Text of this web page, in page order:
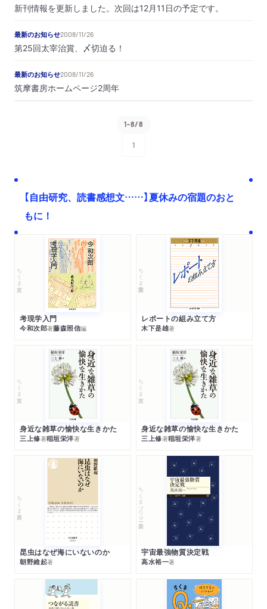
新刊情報を更新しました。次回は12月11日の予定です。
最新のお知らせ2008/11/26
第25回太宰治賞、〆切迫る！
最新のお知らせ2008/11/26
筑摩書房ホームページ2周年
1-8/8
1
【自由研究、読書感想文……】夏休みの宿題のおと
もに！
ちくま文庫
考現学入門
今和次郎著藤森照信編
ちくま学芸文庫
レポートの組み立て方
木下是雄著
ちくま文庫
身近な雑草の愉快な生きかた
三上修著稲垣栄洋著
ちくま文庫
身近な雑草の愉快な生きかた
三上修著稲垣栄洋著
ちくま新書
昆虫はなぜ海にいないのか
朝野維起著
ちくまプリマー新書
宇宙最強物質決定戦
高水裕一著